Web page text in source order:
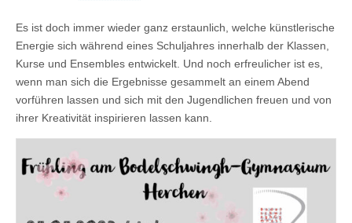
Es ist doch immer wieder ganz erstaunlich, welche künstlerische
Energie sich während eines Schuljahres innerhalb der Klassen,
Kurse und Ensembles entwickelt. Und noch erfreulicher ist es,
wenn man sich die Ergebnisse gesammelt an einem Abend
vorführen lassen und sich mit den Jugendlichen freuen und von
ihrer Kreativität inspirieren lassen kann.